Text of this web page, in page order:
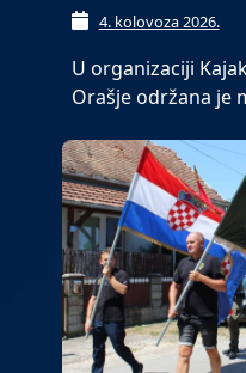
4. kolovoza 2026.
U organizaciji
Orašje održana je